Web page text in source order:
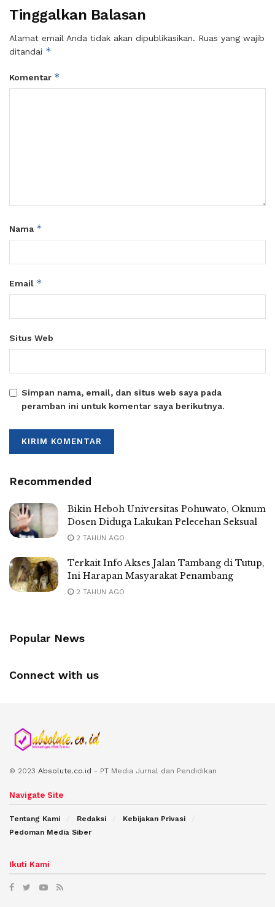
Tinggalkan Balasan
Alamat email Anda tidak akan dipublikasikan. Ruas yang wajib
ditandai *
Komentar *
Nama *
Email *
Situs Web
Simpan nama, email, dan situs web saya pada
peramban ini untuk komentar saya berikutnya.
Recommended
Bikin Heboh Universitas Pohuwato, Oknum
Dosen Diduga Lakukan Pelecehan Seksual
2 TAHUN AGO
Terkait Info Akses Jalan Tambang di Tutup,
Ini Harapan Masyarakat Penambang
2 TAHUN AGO
Popular News
Connect with us
© 2023 Absolute.co.id - PT Media Jurnal dan Pendidikan
Navigate Site
Tentang Kami Redaksi
Kebijakan Privasi
Pedoman Media Siber
Ikuti Kami